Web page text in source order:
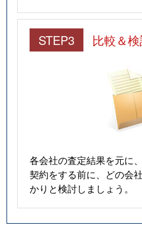
STEP3 比較＆
各会社の査定結果を元に
契約をする前に、どの会
かりと検討しましょう。